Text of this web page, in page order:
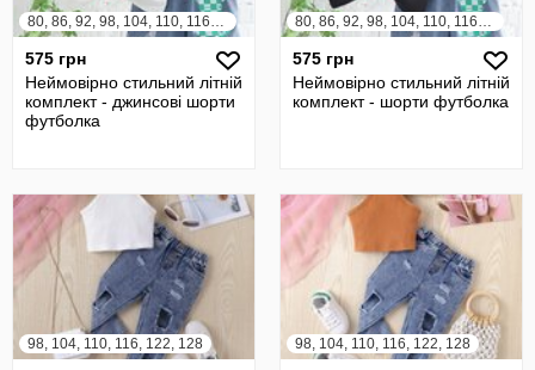
80, 86, 92, 98, 104, 110, 116, 122
575 грн
Неймовірно стильний літній
комплект - джинсові шорти
футболка
80, 86, 92, 98, 104, 110, 116, 122
575 грн
Неймовірно стильний літній
комплект - шорти футболка
98, 104, 110, 116, 122, 128 98, 104, 110, 116, 122, 128